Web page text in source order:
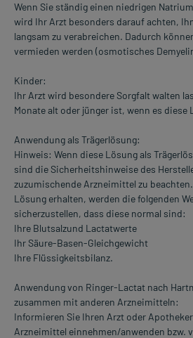
Wenn Sie ständig einen niedrigen
wird Ihr Arzt besonders darauf achten,
langsam zu verabreichen. Dadurch
vermieden werden (osmotisches
Kinder:
Ihr Arzt wird besondere Sorgfalt walten
Monate alt oder jünger ist, wenn es diese
Anwendung als Trägerlösung:
Hinweis: Wenn diese Lösung als
sind die Sicherheitshinweise des
zuzumischende Arzneimittel zu
Lösung erhalten, werden die folgenden
sicherzustellen, dass diese normal sind:
Ihre Blutsalzund Lactatwerte
Ihr Säure-Basen-Gleichgewicht
Ihre Flüssigkeitsbilanz.
Anwendung von Ringer-Lactat nach
zusammen mit anderen Arzneimitteln:
Informieren Sie Ihren Arzt oder
Arzneimittel einnehmen/anwenden bzw.